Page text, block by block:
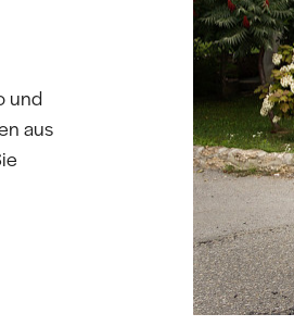
und
aus